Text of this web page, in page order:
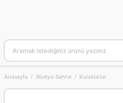
Anasayfa Stüdyo-Sahne Kulaklıklar